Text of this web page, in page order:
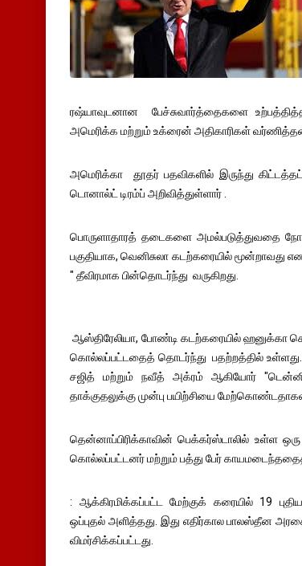
ரஷ்யாவுடனான பேச்சுவார்த்தைகளை
அமெரிக்க மற்றும் உக்ரைன் அதிகாரிகள்
அமெரிக்கா தூதர் பதவிகளில் இருந்து
டொனால்ட் டிரம்ப் அறிவித்துள்ளார் .
பொருளாதாரத் தடைகளை அமல்படுத்துவதை
பகுதியாக, வெனிசுலா கடற்கரையில்
" தீவிரமாக பின்தொடர்ந்து வருகிறது.
ஆஸ்திரேலியா, போண்டி கடற்கரையில் ஹனுக்கா
கொல்லப்பட்டதைத் தொடர்ந்து பதற்றத்தில்
சஜித் மற்றும் நவீத் அக்ரம் ஆகியோர்
தாக்குதலுக்கு முன்பு பயிற்சியை
தென்னாப்பிரிக்காவின் பெக்கர்ஸ்டாலில் உள்ள
கொல்லப்பட்டனர் மற்றும் பத்து பேர் காயமடைந்ததைத்
: ஆக்கிரமிக்கப்பட்ட மேற்குக் கரையில் 19
ஒப்புதல் அளித்தது. இது எதிர்கால பாலஸ்தீன
விமர்சிக்கப்பட்டது.